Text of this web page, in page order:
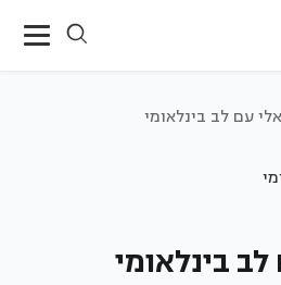
עם לב בינלאומי
בינלאומי